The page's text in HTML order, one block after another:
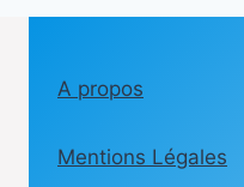
A propos
Mentions Légales